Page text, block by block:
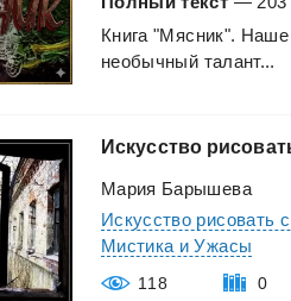
Книга "Мясник". Наше
необычный талант...
Искусство
Мария Барышева
Искусство рисовать
Мистика и Ужасы
118 0